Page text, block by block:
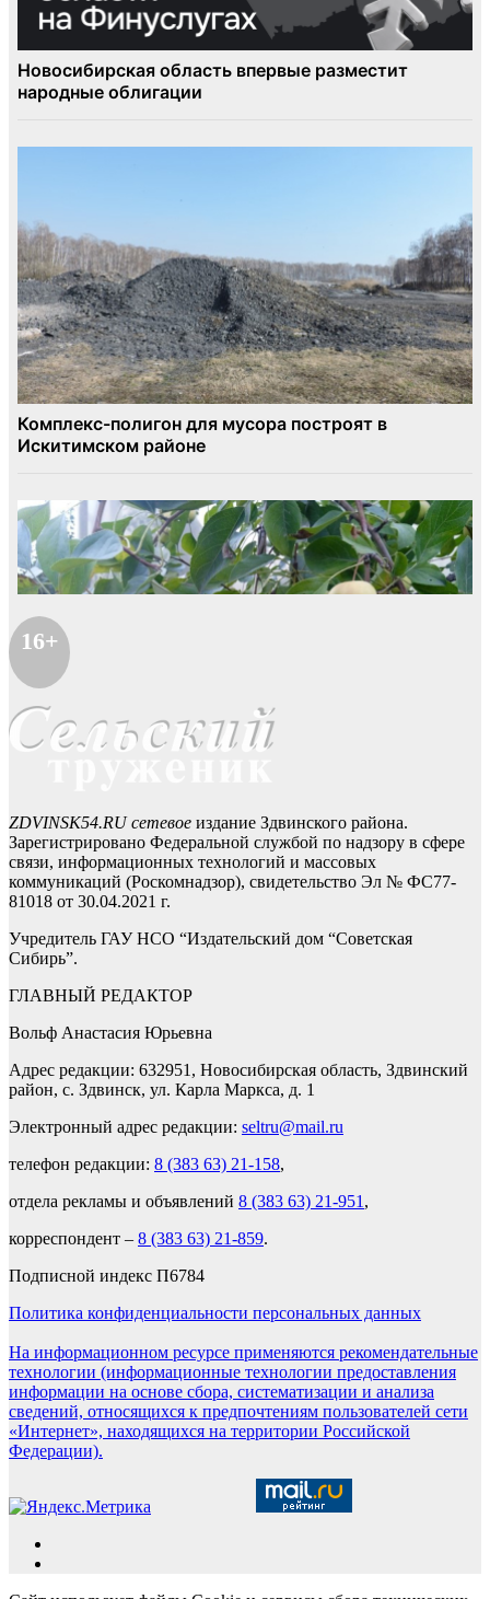
16+
ZDVINSK54.RU сетевое издание Здвинского района.
Зарегистрировано Федеральной службой по надзору в сфере
связи, информационных технологий и массовых
коммуникаций (Роскомнадзор), свидетельство Эл № ФС77-
81018 от 30.04.2021 г.
Учредитель ГАУ НСО “Издательский дом “Советская
Сибирь”.
ГЛАВНЫЙ РЕДАКТОР
Вольф Анастасия Юрьевна
Адрес редакции: 632951, Новосибирская область, Здвинский
район, с. Здвинск, ул. Карла Маркса, д. 1
Электронный адрес редакции: seltru@mail.ru
телефон редакции: 8 (383 63) 21-158,
отдела рекламы и объявлений 8 (383 63) 21-951 ,
корреспондент – 8 (383 63) 21-859.
Подписной индекс П6784
Политика конфиденциальности персональных данных
На информационном ресурсе применяются рекомендательные
технологии (информационные технологии предоставления
информации на основе сбора, систематизации и анализа
сведений, относящихся к предпочтениям пользователей сети
«Интернет», находящихся на территории Российской
Федерации).